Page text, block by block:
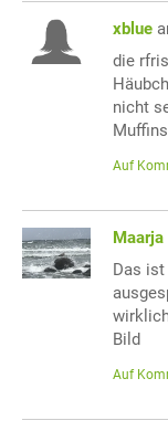
xblue
die
nicht
Auf
Maarja
Das
Bild
Auf